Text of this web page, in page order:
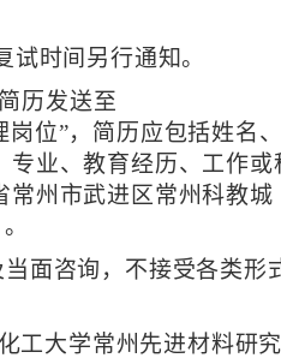
试时间另行通知。
历发送至
岗位”，简历应包括姓名、
专业、教育经历、工作或
常州市武进区常州科教城
面咨询，不接受各类形
工大学常州先进材料研